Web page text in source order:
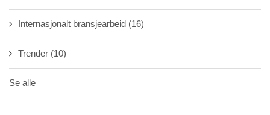
Internasjonalt bransjearbeid (16)
Trender (10)
Se alle